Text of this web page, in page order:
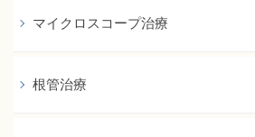
マイクロスコープ治療
根管治療